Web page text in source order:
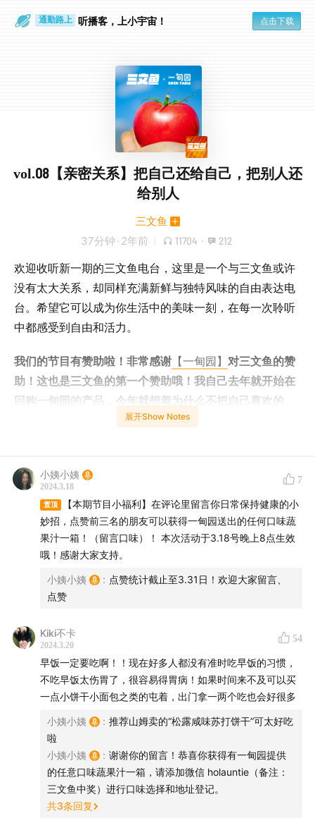
通勤路上 听播客，上小宇宙！ 点击下载
vol.08【亲密关系】把自己还给自己，把别人还
给别人
三文鱼
37分钟 · 2年前 11704 · 212
欢迎收听新一期的三文鱼电台，这里是一个与三文鱼或许
没有太大关系，却同样充满新鲜与独特风味的自由表达电
台。希望它可以成为你生活中的美味一刻，在每一次聆听
中都感受到自由和活力。
我们的节目有赞助啦！非常感谢 【一甸园】 对三文鱼的赞
助！这也是三文鱼的第一个赞助哦！我自己去年就开始在
回购一甸园的产品，今年就想着为什么不把自己喜欢的、
常用的品牌推荐给更多的人，这样既可以给播客带来收
听友专属优惠：
鱼」领券购买，需要的朋友可以下单，价格更新日期：
2024.10.29
一甸园100%蔬菜汁系列（番茄汁/蔬菜汁）：65/箱，
一甸园蔬食生活系列（蓝莓/橙子/葡萄/羽衣甘蓝）59/
展开Show Notes
小姨小姨
2024.3.18
7
置顶
【本期节目小福利】在评论里留言你日常保持健康的小
妙招，点赞前三名的朋友可以获得一甸园送出的任何口味蔬
果汁一箱！（留言口味）！ 本次活动于3.18号晚上8点生效
哦！感谢大家支持。
小姨小姨 : 点赞统计截止至3.31日！欢迎大家留言、
点赞
Kiki不卡
2024.3.20
54
早饭一定要吃啊！！现在好多人都没有准时吃早饭的习惯，
不吃早饭太伤胃了，很容易得胃病！如果时间来不及可以买
一点小饼干小面包之类的屯着，出门拿一两个吃也会好很多
小姨小姨 : 推荐山姆卖的“松露咸味苏打饼干”可太好吃
啦
小姨小姨
: 谢谢你的留言！恭喜你获得有一甸园提供
的任意口味蔬果汁一箱，请添加微信 holauntie（备注：
三文鱼中奖）进行口味选择和地址登记。
共3条回复